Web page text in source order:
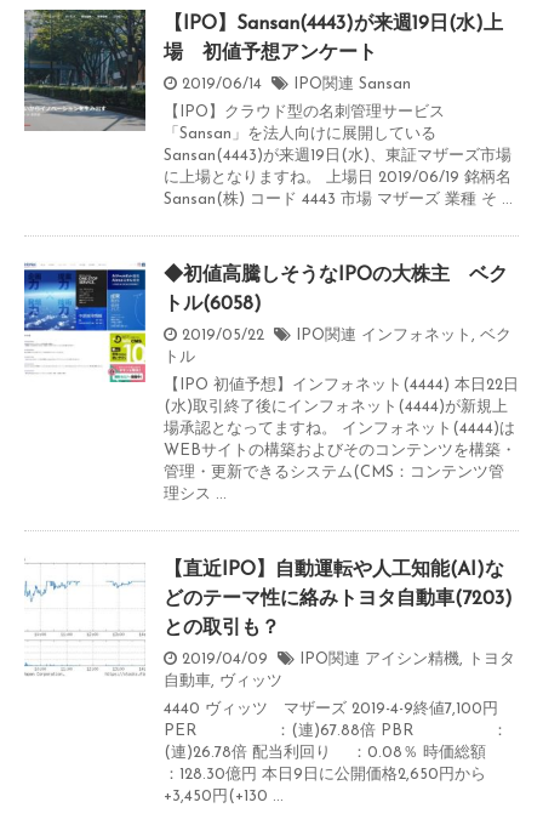
【IPO】Sansan(4443)が来週19日(水)上
場 初値予想アンケート
2019/06/14 IPO関連 Sansan
【IPO】クラウド型の名刺管理サービス
「Sansan」を法人向けに展開している
Sansan(4443)が来週19日(水)、東証マザーズ市場
に上場となりますね。 上場日 2019/06/19 銘柄名
Sansan(株) コード 4443 市場 マザーズ 業種 そ ...
◆初値高騰しそうなIPOの大株主 ベク
トル(6058)
2019/05/22 IPO関連 インフォネット , ベク
トル
【IPO 初値予想】インフォネット(4444) 本日22日
(水)取引終了後にインフォネット(4444)が新規上
場承認となってますね。 インフォネット(4444)は
WEBサイトの構築およびそのコンテンツを構築・
管理・更新できるシステム(CMS：コンテンツ管
理シス ...
【直近IPO】自動運転や人工知能(AI)な
どのテーマ性に絡みトヨタ自動車(7203)
との取引も？
2019/04/09 IPO関連 アイシン精機,
トヨタ
自動車, ヴィッツ
4440 ヴィッツ マザーズ 2019-4-9終値7,100円
PER ：(連)67.88倍 PBR ：
(連)26.78倍 配当利回り ：0.08％ 時価総額
：128.30億円 本日9日に公開価格2,650円から
+3,450円(+130 ...